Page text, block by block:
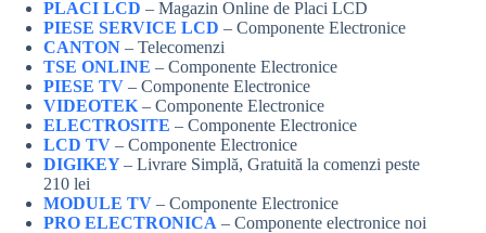
PLACI LCD – Magazin Online de Placi LCD
PIESE SERVICE LCD – Componente Electronice
CANTON – Telecomenzi
TSE ONLINE – Componente Electronice
PIESE TV – Componente Electronice
VIDEOTEK – Componente Electronice
ELECTROSITE – Componente Electronice
LCD TV – Componente Electronice
DIGIKEY – Livrare Simplă, Gratuită la comenzi peste
210 lei
MODULE TV – Componente Electronice
PRO ELECTRONICA – Componente electronice noi